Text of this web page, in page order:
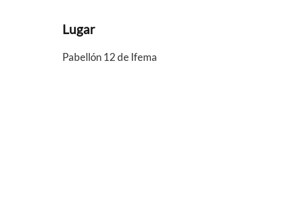
Lugar
Pabellón 12 de Ifema